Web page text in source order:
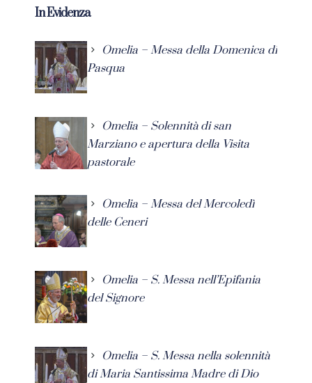
In Evidenza
Omelia – Messa della Domenica di
Pasqua
Omelia – Solennità di san
Marziano e apertura della Visita
pastorale
Omelia – Messa del Mercoledì
delle Ceneri
Omelia – S. Messa nell’Epifania
del Signore
Omelia – S. Messa nella solennità
di Maria Santissima Madre di Dio